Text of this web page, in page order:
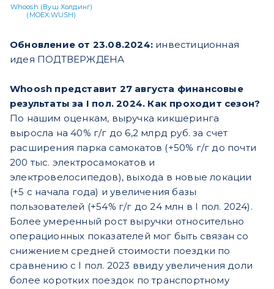
Whoosh (Вуш Холдинг)
(MOEX:WUSH)
Обновление от 23.08.2024: инвестиционная
идея ПОДТВЕРЖДЕНА
Whoosh представит 27 августа финансовые
результаты за I пол. 2024. Как проходит сезон?
По нашим оценкам, выручка кикшеринга
выросла на 40% г/г до 6,2 млрд руб. за счет
расширения парка самокатов (+50% г/г до почти
200 тыс. электросамокатов и
электровелосипедов), выхода в новые локации
(+5 с начала года) и увеличения базы
пользователей (+54% г/г до 24 млн в I пол. 2024).
Более умеренный рост выручки относительно
операционных показателей мог быть связан со
снижением средней стоимости поездки по
сравнению с I пол. 2023 ввиду увеличения доли
более коротких поездок по транспортному